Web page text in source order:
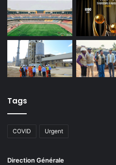
Tags
COVID Urgent
Direction Générale